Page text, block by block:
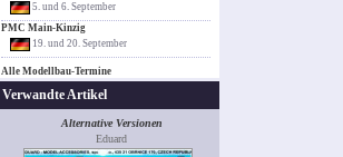
5. und 6. September
PMC Main-Kinzig
19. und 20. September
Alle Modellbau-Termine
Verwandte Artikel
Alternative Versionen
Eduard